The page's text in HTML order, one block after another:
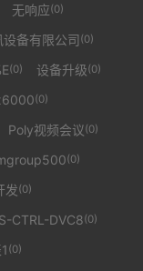
无响应(0)
备有限公司(0)
(0) 设备升级(0)
(0)
Poly视频会议(0)
(0)
发(0)
CTRL-DVC8(0)
(0)